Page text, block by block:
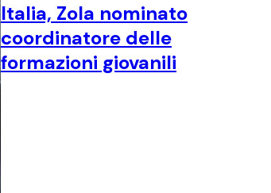
Italia, Zola nominato
coordinatore delle
formazioni giovanili